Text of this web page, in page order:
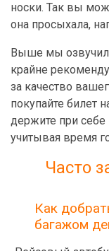
носки. Так вы
она просыхала,
Выше мы
крайне
за качество
покупайте билет
держите при
учитывая время
Часто
Как
багажом